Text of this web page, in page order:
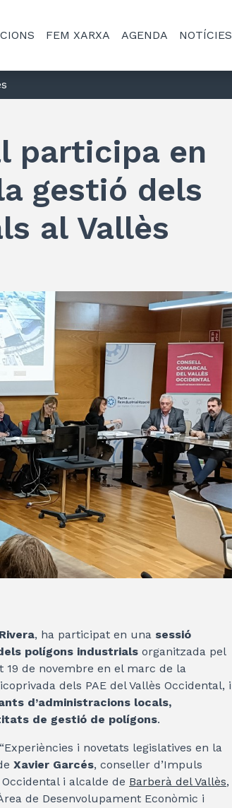
FEM XARXA AGENDA NOTÍCIES
participa en
gestió dels
al Vallès
, ha participat en una sessió
polígons industrials organitzada pel
19 de novembre en el marc de la
dels PAE del Vallès Occidental, i
d’administracions locals,
de gestió de polígons.
i novetats legislatives en la
Xavier Garcés, conseller d’Impuls
i alcalde de Barberà del Vallès,
de Desenvolupament Econòmic i